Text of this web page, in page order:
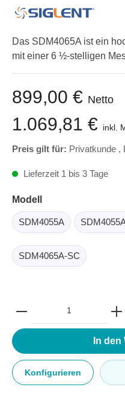
Das SDM4065A ist ein
mit einer 6 ½-stelligen
899,00 € Netto
1.069,81 € inkl.
Preis gilt für: Privatkunde ,
Lieferzeit 1 bis 3 Tage
Modell
SDM4055A
SDM4065A-SC
In
Konfigurieren